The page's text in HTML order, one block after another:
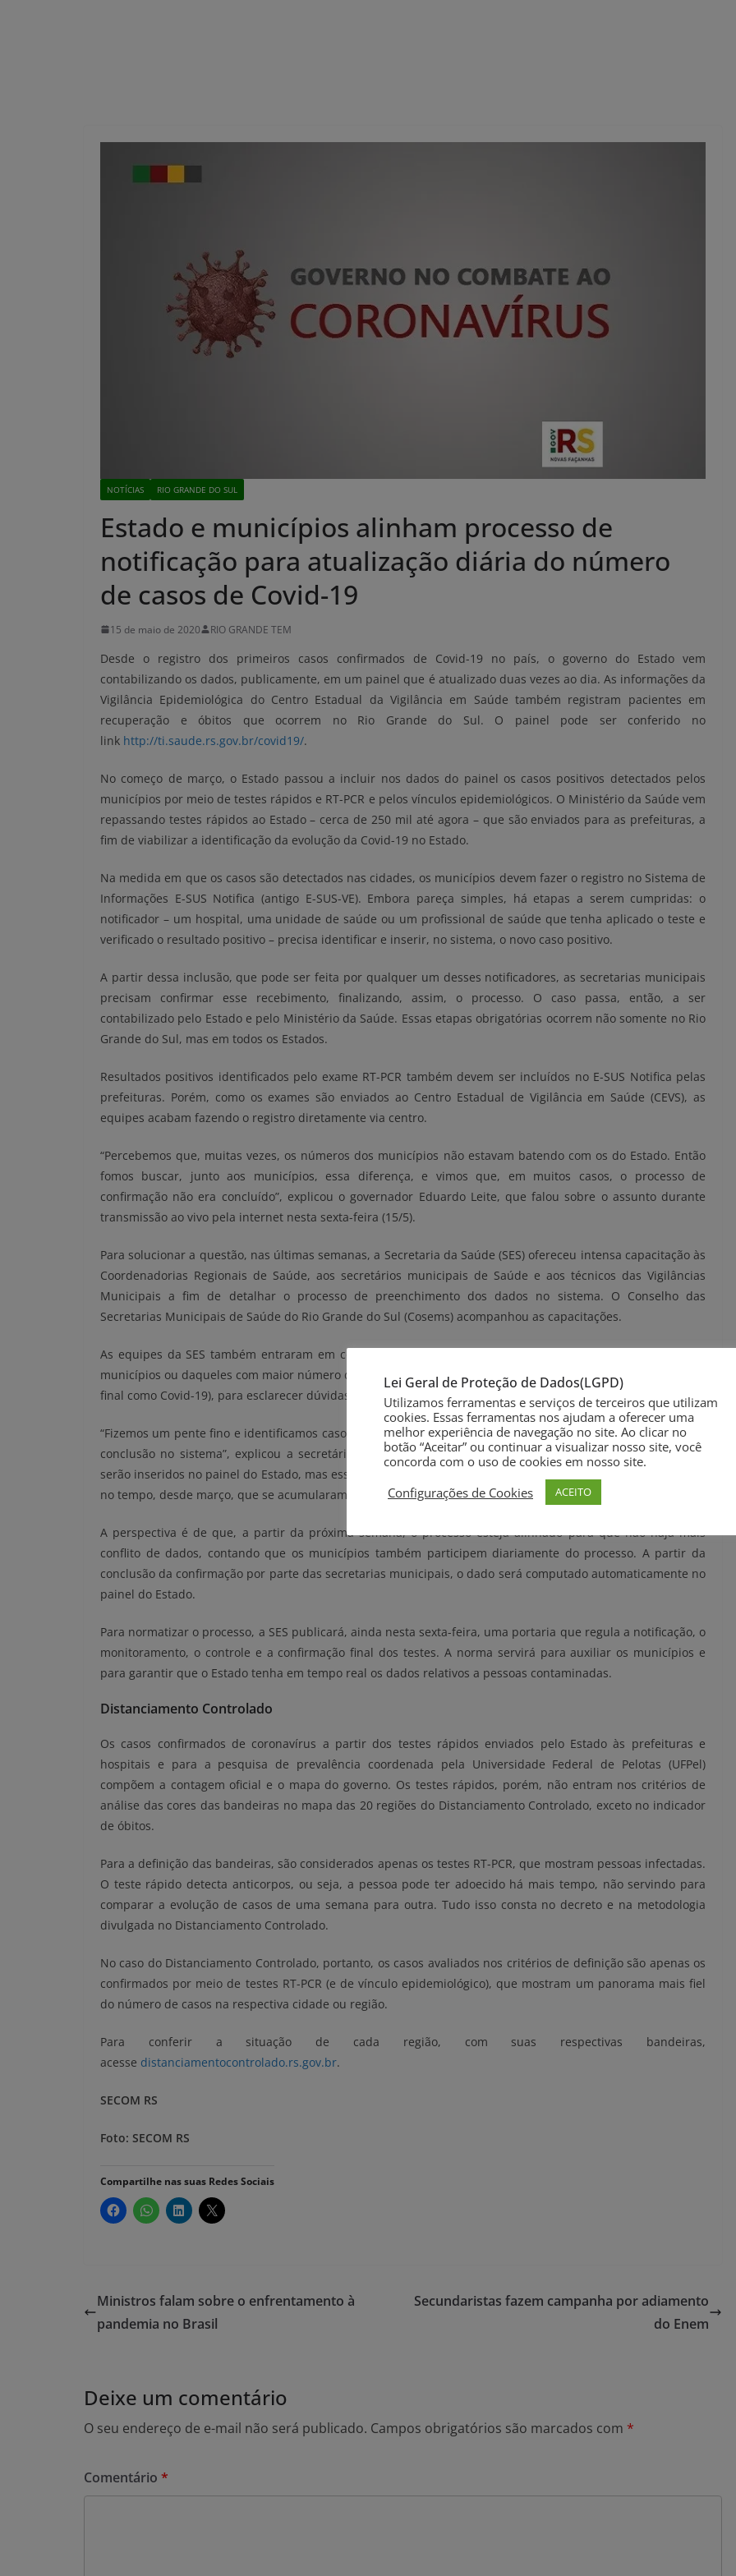
NOTÍCIAS RIO GRANDE DO SUL
Estado e municípios alinham processo de
notificação para atualização diária do número
de casos de Covid-19
15 de maio de 2020 RIO GRANDE TEM
Desde o registro dos primeiros casos confirmados de Covid-19 no país, o governo do Estado vem
contabilizando os dados, publicamente, em um painel que é atualizado duas vezes ao dia. As informações da
Vigilância Epidemiológica do Centro Estadual da Vigilância em Saúde também registram pacientes em
recuperação e óbitos que ocorrem no Rio Grande do Sul. O painel pode ser conferido no
link http://ti.saude.rs.gov.br/covid19/.
No começo de março, o Estado passou a incluir nos dados do painel os casos positivos detectados pelos
municípios por meio de testes rápidos e RT-PCR e pelos vínculos epidemiológicos. O Ministério da Saúde vem
repassando testes rápidos ao Estado – cerca de 250 mil até agora – que são enviados para as prefeituras, a
fim de viabilizar a identificação da evolução da Covid-19 no Estado.
Na medida em que os casos são detectados nas cidades, os municípios devem fazer o registro no Sistema de
Informações E-SUS Notifica (antigo E-SUS-VE). Embora pareça simples, há etapas a serem cumpridas: o
notificador – um hospital, uma unidade de saúde ou um profissional de saúde que tenha aplicado o teste e
verificado o resultado positivo – precisa identificar e inserir, no sistema, o novo caso positivo.
A partir dessa inclusão, que pode ser feita por qualquer um desses notificadores, as secretarias municipais
precisam confirmar esse recebimento, finalizando, assim, o processo. O caso passa, então, a ser
contabilizado pelo Estado e pelo Ministério da Saúde. Essas etapas obrigatórias ocorrem não somente no Rio
Grande do Sul, mas em todos os Estados.
Resultados positivos identificados pelo exame RT-PCR também devem ser incluídos no E-SUS Notifica pelas
prefeituras. Porém, como os exames são enviados ao Centro Estadual de Vigilância em Saúde (CEVS), as
equipes acabam fazendo o registro diretamente via centro.
“Percebemos que, muitas vezes, os números dos municípios não estavam batendo com os do Estado. Então
fomos buscar, junto aos municípios, essa diferença, e vimos que, em muitos casos, o processo de
confirmação não era concluído”, explicou o governador Eduardo Leite, que falou sobre o assunto durante
transmissão ao vivo pela internet nesta sexta-feira (15/5).
Para solucionar a questão, nas últimas semanas, a Secretaria da Saúde (SES) ofereceu intensa capacitação às
Coordenadorias Regionais de Saúde, aos secretários municipais de Saúde e aos técnicos das Vigilâncias
Municipais a fim de detalhar o processo de preenchimento dos dados no sistema. O Conselho das
Secretarias Municipais de Saúde do Rio Grande do Sul (Cosems) acompanhou as capacitações.
As equipes da SES também entraram em contato com as secretarias municipais, em especial dos maiores
municípios ou daqueles com maior número de possíveis casos notificados sem conclusão (sem a identificação
final como Covid-19), para esclarecer dúvidas a respeito do processo.
“Fizemos um pente fino e identificamos casos que estavam contabilizados nos municípios, mas sem a devida
conclusão no sistema”, explicou a secretária Arita Bergmann. Nesta sexta-feira (15/5), 496 casos positivos
serão inseridos no painel do Estado, mas esse número não reflete uma realidade de hoje. “São casos diluídos
no tempo, desde março, que se acumularam e serão computados nesta sexta”, destacou.
A perspectiva é de que, a partir da próxima semana, o processo esteja alinhado para que não haja mais
conflito de dados, contando que os municípios também participem diariamente do processo. A partir da
conclusão da confirmação por parte das secretarias municipais, o dado será computado automaticamente no
painel do Estado.
Para normatizar o processo, a SES publicará, ainda nesta sexta-feira, uma portaria que regula a notificação, o
monitoramento, o controle e a confirmação final dos testes. A norma servirá para auxiliar os municípios e
para garantir que o Estado tenha em tempo real os dados relativos a pessoas contaminadas.
Distanciamento Controlado
Os casos confirmados de coronavírus a partir dos testes rápidos enviados pelo Estado às prefeituras e
hospitais e para a pesquisa de prevalência coordenada pela Universidade Federal de Pelotas (UFPel)
compõem a contagem oficial e o mapa do governo. Os testes rápidos, porém, não entram nos critérios de
análise das cores das bandeiras no mapa das 20 regiões do Distanciamento Controlado, exceto no indicador
de óbitos.
Para a definição das bandeiras, são considerados apenas os testes RT-PCR, que mostram pessoas infectadas.
O teste rápido detecta anticorpos, ou seja, a pessoa pode ter adoecido há mais tempo, não servindo para
comparar a evolução de casos de uma semana para outra. Tudo isso consta no decreto e na metodologia
divulgada no Distanciamento Controlado.
No caso do Distanciamento Controlado, portanto, os casos avaliados nos critérios de definição são apenas os
confirmados por meio de testes RT-PCR (e de vínculo epidemiológico), que mostram um panorama mais fiel
do número de casos na respectiva cidade ou região.
Para conferir a situação de cada região, com suas respectivas bandeiras,
acesse distanciamentocontrolado.rs.gov.br.
SECOM RS
Foto: SECOM RS
Compartilhe nas suas Redes Sociais
Ministros falam sobre o enfrentamento à
pandemia no Brasil
Secundaristas fazem campanha por adiamento
do Enem
Deixe um comentário
O seu endereço de e-mail não será publicado. Campos obrigatórios são marcados com *
Comentário *
Lei Geral de Proteção de Dados(LGPD)
Utilizamos ferramentas e serviços de terceiros que utilizam
cookies. Essas ferramentas nos ajudam a oferecer uma
melhor experiência de navegação no site. Ao clicar no
botão “Aceitar” ou continuar a visualizar nosso site, você
concorda com o uso de cookies em nosso site.
Configurações de Cookies
ACEITO